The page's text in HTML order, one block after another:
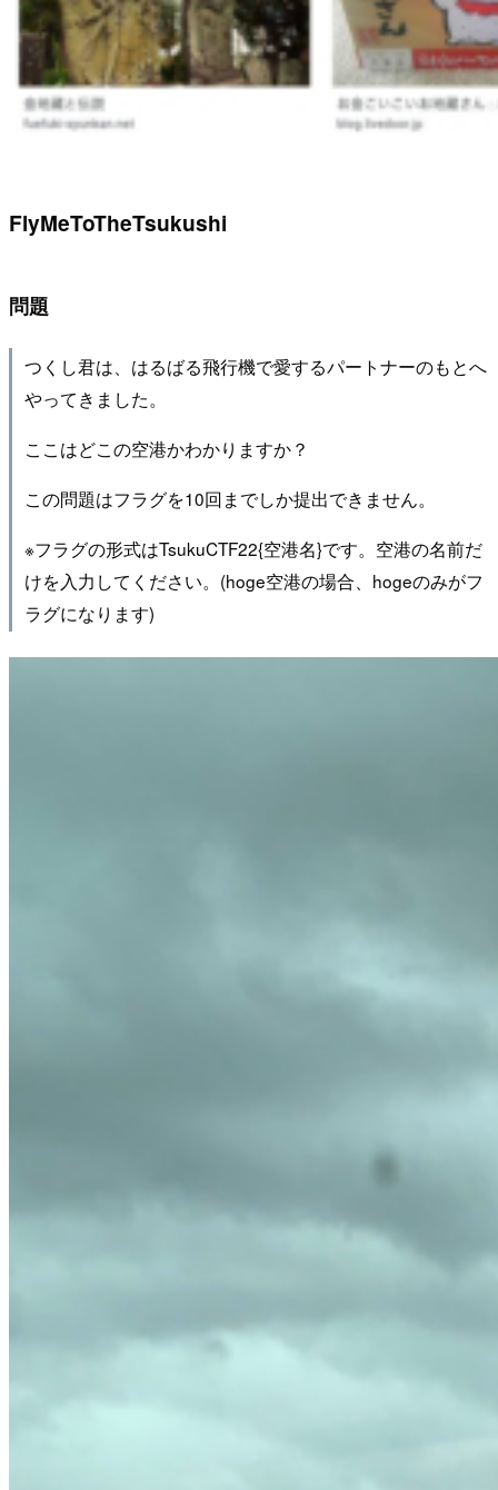
FlyMeToTheTsukushi
問題
つくし君は、はるばる飛行機で愛するパートナーのもとへ
やってきました。
ここはどこの空港かわかりますか？
この問題はフラグを10回までしか提出できません。
※フラグの形式はTsukuCTF22{空港名}です。空港の名前だ
けを入力してください。(hoge空港の場合、hogeのみがフ
ラグになります)